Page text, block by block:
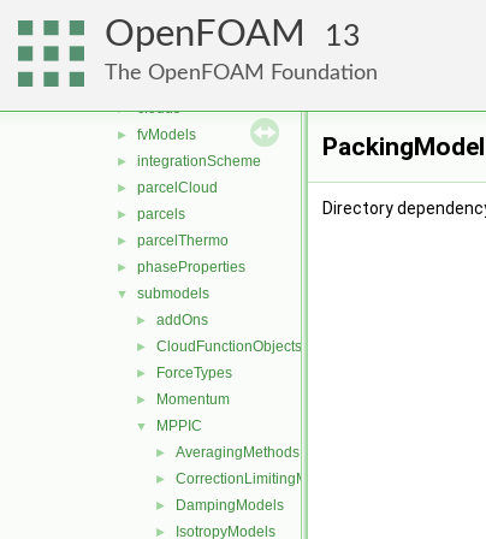
OpenFOAM 13
The OpenFOAM Foundation
► functionObjects
molecularDynamics
parcel
► clouds
► fvModels
► integrationScheme
► parcelCloud
► parcels
► parcelThermo
► phaseProperties
▼ submodels
► addOns
► CloudFunctionObjects
► ForceTypes
► Momentum
▼ MPPIC
► AveragingMethods
► CorrectionLimitingMethods
► DampingModels
► IsotropyModels
Directory